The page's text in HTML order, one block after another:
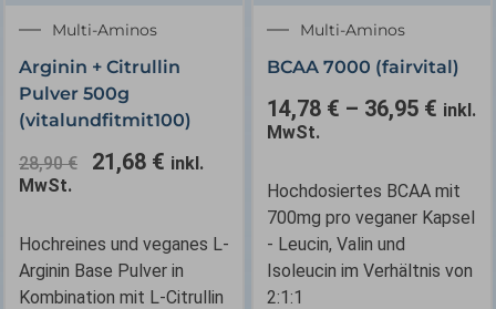
Multi-Aminos
Arginin + Citrullin
Pulver 500g
(vitalundfitmit100)
28,90€
Ursprünglicher
Preis
war:
28,90 €
21,68 €
Preis
ist:
inkl.
MwSt.
Hochreines und veganes L-
Arginin Base Pulver in
Kombination mit L-Citrullin
mehrere
Varianten
Die
auf
der
Produktseite
gewählt
Multi-Aminos
BCAA 7000 (fairvital)
14,78 € – 36,95 € inkl.
MwSt.
Hochdosiertes BCAA mit
700mg pro veganer Kapsel
- Leucin, Valin und
Isoleucin im Verhältnis von
2:1:1